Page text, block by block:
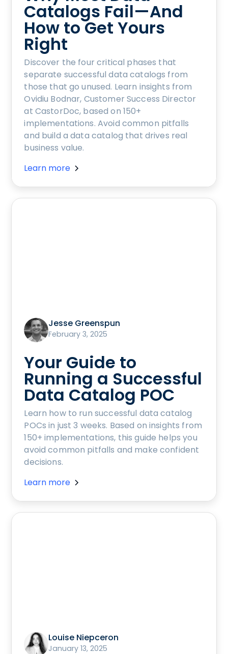
Catalogs Fail—And
How to Get Yours
Right
Discover the four critical phases that
separate successful data catalogs from
those that go unused. Learn insights from
Ovidiu Bodnar, Customer Success Director
at CastorDoc, based on 150+
implementations. Avoid common pitfalls
and build a data catalog that drives real
business value.
Learn more
Jesse Greenspun
February 3, 2025
Your Guide to
Running a Successful
Data Catalog POC
Learn how to run successful data catalog
POCs in just 3 weeks. Based on insights from
150+ implementations, this guide helps you
avoid common pitfalls and make confident
decisions.
Learn more
Louise Niepceron
January 13, 2025